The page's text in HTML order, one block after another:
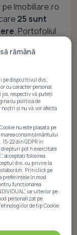
Imobiliare.ro
25 sunt
. Portofoliul
sunt case, cu
Euro.
rămână
pe dispozitivul dvs.,
cu caracter personal.
respectiv vă puteți
cu politica de
și nu vă vor afecta
nu este plasată pe
consimțământului
22 din GDPR in
drepturi pot fi exercitate
acceptați folosirea
dvs. cu privire la
Prin click pe
preferințele în mod
funcționarea
iar ulterior pe
personalizat pe
de tip Cookie.
datele